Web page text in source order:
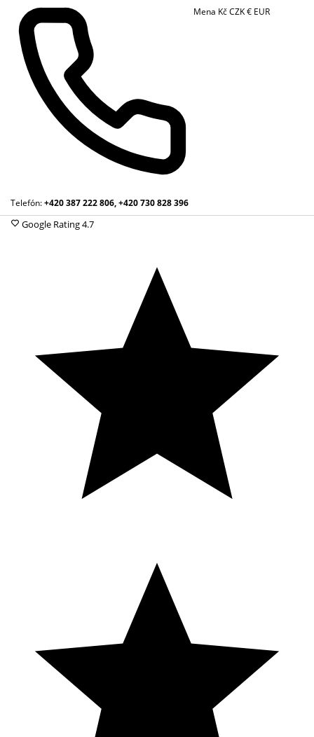
Telefón:+420 387 222 806, +420 730 828 396
Mena KčCZK€ EUR
Google Rating4.7